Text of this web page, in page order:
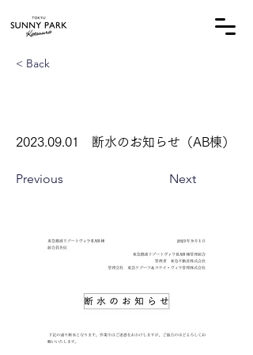
< Back
2023.09.01 断水のお知らせ（AB棟）
Previous Next